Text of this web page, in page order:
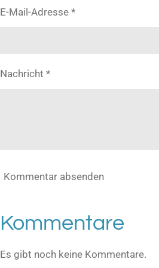
E-Mail-Adresse *
Nachricht *
Kommentar absenden
Kommentare
Es gibt noch keine Kommentare.